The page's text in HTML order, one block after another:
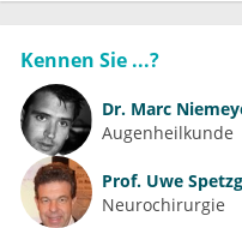
Kennen Sie ...?
Dr. Marc
Augenheilkunde
Prof. Uwe
Neurochirurgie